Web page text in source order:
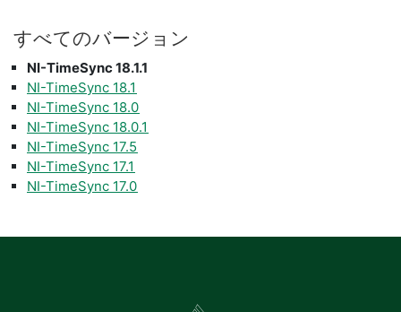
すべてのバージョン
NI-TimeSync 18.1.1
NI-TimeSync 18.1
NI-TimeSync 18.0
NI-TimeSync 18.0.1
NI-TimeSync 17.5
NI-TimeSync 17.1
NI-TimeSync 17.0